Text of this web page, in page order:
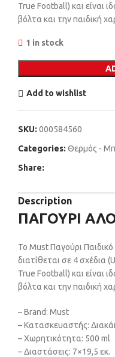
True Football) και είναι
βόλτα και την παιδική
1 in stock
Add to wishlist
SKU: 000584560
Categories: Θερμός -
Share:
Description
ΠΑΓΟΥΡΙ
Το Must Παγούρι
διατίθεται σε 4 σχέδια
True Football) και είναι
βόλτα και την παιδική
– Brand: Must
– Κατασκευαστής:
– Χωρητικότητα: 500 ml
– Διαστάσεις: 7×19,5 εκ.